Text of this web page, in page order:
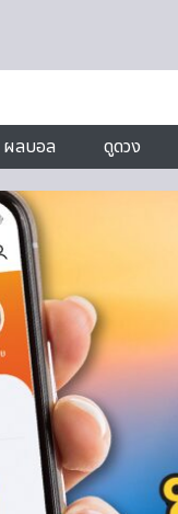
ผลบอล ดูดวง